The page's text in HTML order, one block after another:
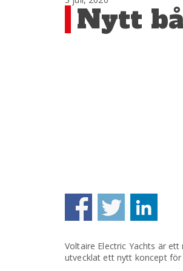
Nytt
Voltaire Electric Yachts är
utvecklat ett nytt koncept